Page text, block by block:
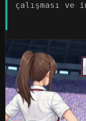
çalışması